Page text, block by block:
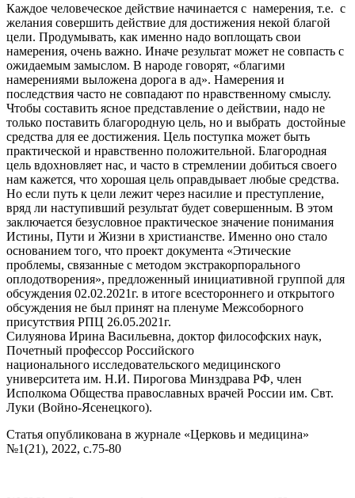
Каждое человеческое действие начинается с намерения, т.е. с
желания совершить действие для достижения некой благой
цели. Продумывать, как именно надо воплощать свои
намерения, очень важно. Иначе результат может не совпасть с
ожидаемым замыслом. В народе говорят, «благими
намерениями выложена дорога в ад». Намерения и
последствия часто не совпадают по нравственному смыслу.
Чтобы составить ясное представление о действии, надо не
только поставить благородную цель, но и выбрать достойные
средства для ее достижения. Цель поступка может быть
практической и нравственно положительной. Благородная
цель вдохновляет нас, и часто в стремлении добиться своего
нам кажется, что хорошая цель оправдывает любые средства.
Но если путь к цели лежит через насилие и преступление,
вряд ли наступивший результат будет совершенным. В этом
заключается безусловное практическое значение понимания
Истины, Пути и Жизни в христианстве. Именно оно стало
основанием того, что проект документа «Этические
проблемы, связанные с методом экстракорпорального
оплодотворения», предложенный инициативной группой для
обсуждения 02.02.2021г. в итоге всестороннего и открытого
обсуждения не был принят на пленуме Межсоборного
присутствия РПЦ 26.05.2021г.
Силуянова Ирина Васильевна, доктор философских наук,
Почетный профессор Российского
национального исследовательского медицинского
университета им. Н.И. Пирогова Минздрава РФ, член
Исполкома Общества православных врачей России им. Свт.
Луки (Войно-Ясенецкого).
Статья опубликована в журнале «Церковь и медицина»
№1(21), 2022, с.75-80